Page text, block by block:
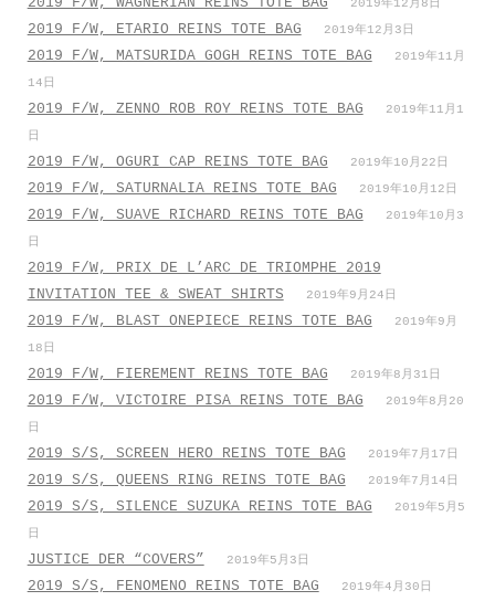
2019年12月8日
2019 F/W, ETARIO REINS TOTE BAG 2019年12月3日
2019 F/W, MATSURIDA GOGH REINS TOTE BAG
2019年11月
14日
2019 F/W, ZENNO ROB ROY REINS TOTE BAG
2019年11月1
日
2019 F/W, OGURI CAP REINS TOTE BAG 2019年10月22日
2019 F/W, SATURNALIA REINS TOTE BAG 2019年10月12日
2019 F/W, SUAVE RICHARD REINS TOTE BAG
2019年10月3
日
2019 F/W, PRIX DE L’ARC DE TRIOMPHE 2019
INVITATION TEE & SWEAT SHIRTS
2019年9月24日
2019 F/W, BLAST ONEPIECE REINS TOTE BAG
2019年9月
18日
2019 F/W, FIEREMENT REINS TOTE BAG 2019年8月31日
2019 F/W, VICTOIRE PISA REINS TOTE BAG
2019年8月20
日
2019 S/S, SCREEN HERO REINS TOTE BAG 2019年7月17日
2019 S/S, QUEENS RING REINS TOTE BAG 2019年7月14日
2019 S/S, SILENCE SUZUKA REINS TOTE BAG
2019年5月5
日
JUSTICE DER “COVERS” 2019年5月3日
2019 S/S, FENOMENO REINS TOTE BAG 2019年4月30日